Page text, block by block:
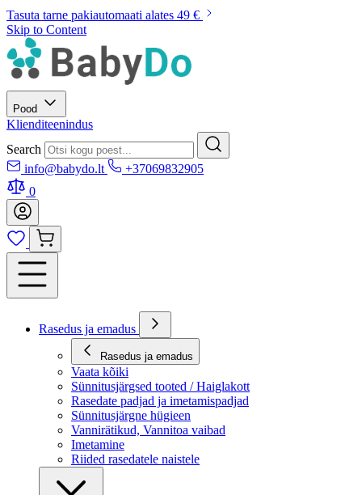
Tasuta tarne pakiautomaati alates 49 €
Skip to Content
Pood
Klienditeenindus
Search
info@babydo.lt
+37069832905
0
Rasedus ja emadus
Rasedus ja emadus
Vaata kõiki
Sünnitusjärgsed tooted / Haiglakott
Rasedate padjad ja imetamispadjad
Sünnitusjärgne hügieen
Vannirätikud, Vannitoa vaibad
Imetamine
Riided rasedatele naistele